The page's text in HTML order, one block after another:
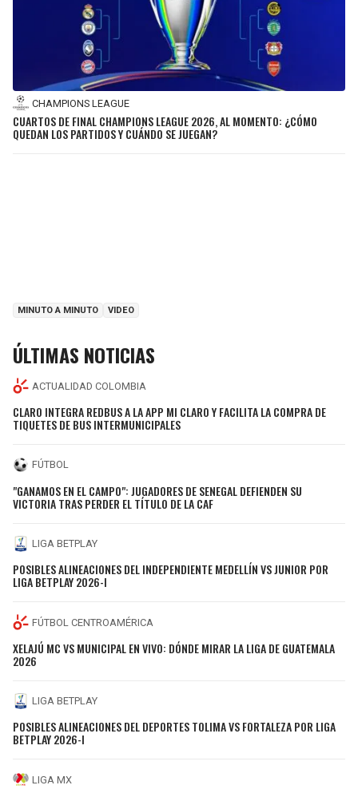
CHAMPIONS LEAGUE
CUARTOS DE FINAL CHAMPIONS LEAGUE 2026, AL MOMENTO: ¿CÓMO
QUEDAN LOS PARTIDOS Y CUÁNDO SE JUEGAN?
MINUTO A MINUTO VIDEO
ÚLTIMAS NOTICIAS
ACTUALIDAD COLOMBIA
CLARO INTEGRA REDBUS A LA APP MI CLARO Y FACILITA LA COMPRA DE
TIQUETES DE BUS INTERMUNICIPALES
FÚTBOL
"GANAMOS EN EL CAMPO": JUGADORES DE SENEGAL DEFIENDEN SU
VICTORIA TRAS PERDER EL TÍTULO DE LA CAF
LIGA BETPLAY
POSIBLES ALINEACIONES DEL INDEPENDIENTE MEDELLÍN VS JUNIOR POR
LIGA BETPLAY 2026-I
FÚTBOL CENTROAMÉRICA
XELAJÚ MC VS MUNICIPAL EN VIVO: DÓNDE MIRAR LA LIGA DE GUATEMALA
2026
LIGA BETPLAY
POSIBLES ALINEACIONES DEL DEPORTES TOLIMA VS FORTALEZA POR LIGA
BETPLAY 2026-I
LIGA MX